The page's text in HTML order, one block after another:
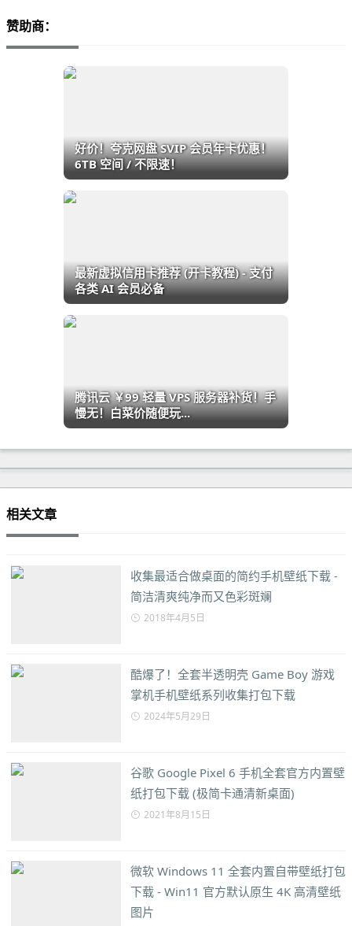
赞助商：
好价！夸克网盘 SVIP 会员年卡优惠！
6TB 空间 / 不限速！
最新虚拟信用卡推荐 (开卡教程) - 支付
各类 AI 会员必备
腾讯云 ￥99 轻量 VPS 服务器补货！手
慢无！白菜价随便玩...
相关文章
收集最适合做桌面的简约手机壁纸下载 -
简洁清爽纯净而又色彩斑斓
2018年4月5日
酷爆了！全套半透明壳 Game Boy 游戏
掌机手机壁纸系列收集打包下载
2024年5月29日
谷歌 Google Pixel 6 手机全套官方内置壁
纸打包下载 (极简卡通清新桌面)
2021年8月15日
微软 Windows 11 全套内置自带壁纸打包
下载 - Win11 官方默认原生 4K 高清壁纸
图片